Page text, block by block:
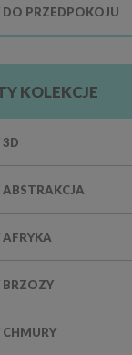
PRZEDPOKOJU
KOLEKCJE